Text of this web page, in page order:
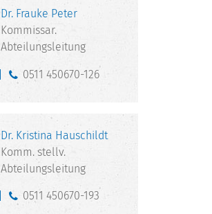
Dr. Frauke Peter
Kommissar.
Abteilungsleitung
0511 450670-126
Dr. Kristina Hauschildt
Komm. stellv.
Abteilungsleitung
0511 450670-193